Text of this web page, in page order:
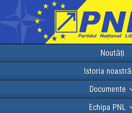
Noutăți
Istoria noastră
Documente
Echipa PNL